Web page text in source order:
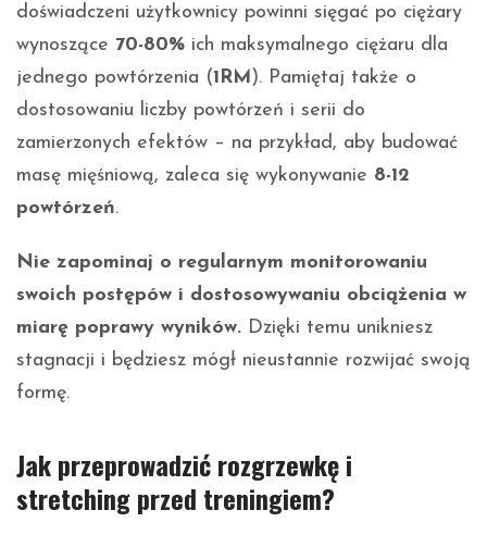
doświadczeni użytkownicy powinni sięgać po ciężary
wynoszące 70-80% ich maksymalnego ciężaru dla
jednego powtórzenia (1RM). Pamiętaj także o
dostosowaniu liczby powtórzeń i serii do
zamierzonych efektów – na przykład, aby budować
masę mięśniową, zaleca się wykonywanie 8-12
powtórzeń.
Nie zapominaj o regularnym monitorowaniu
swoich postępów i dostosowywaniu obciążenia w
miarę poprawy wyników. Dzięki temu unikniesz
stagnacji i będziesz mógł nieustannie rozwijać swoją
formę.
Jak przeprowadzić rozgrzewkę i
stretching przed treningiem?